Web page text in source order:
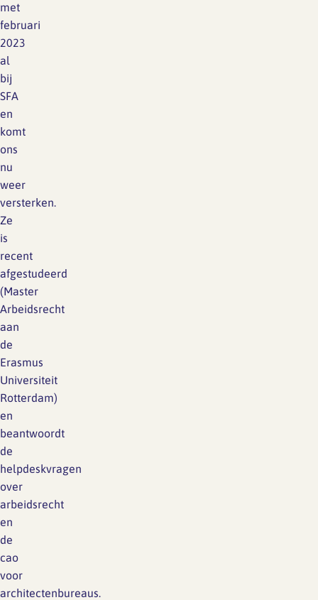
met
februari
2023
al
bij
SFA
en
komt
ons
nu
weer
versterken.
Ze
is
recent
afgestudeerd
(Master
Arbeidsrecht
aan
de
Erasmus
Universiteit
Rotterdam)
en
beantwoordt
de
helpdeskvragen
over
arbeidsrecht
en
de
cao
voor
architectenbureaus.